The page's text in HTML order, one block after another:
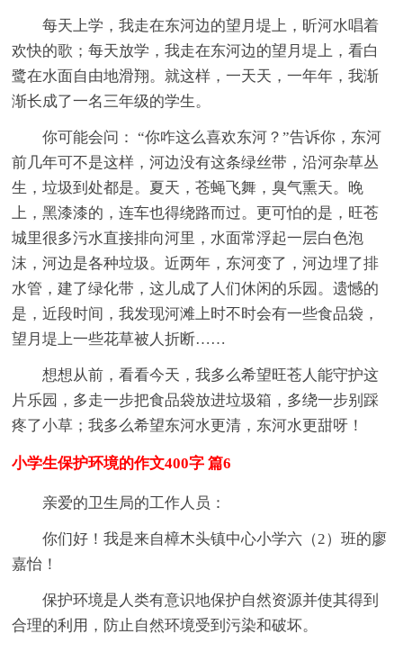
每天上学，我走在东河边的望月堤上，昕河水唱着
欢快的歌；每天放学，我走在东河边的望月堤上，看白
鹭在水面自由地滑翔。就这样，一天天，一年年，我渐
渐长成了一名三年级的学生。
你可能会问： “你咋这么喜欢东河？”告诉你，东河
前几年可不是这样，河边没有这条绿丝带，沿河杂草丛
生，垃圾到处都是。夏天，苍蝇飞舞，臭气熏天。晚
上，黑漆漆的，连车也得绕路而过。更可怕的是，旺苍
城里很多污水直接排向河里，水面常浮起一层白色泡
沫，河边是各种垃圾。近两年，东河变了，河边埋了排
水管，建了绿化带，这儿成了人们休闲的乐园。遗憾的
是，近段时间，我发现河滩上时不时会有一些食品袋，
望月堤上一些花草被人折断……
想想从前，看看今天，我多么希望旺苍人能守护这
片乐园，多走一步把食品袋放进垃圾箱，多绕一步别踩
疼了小草；我多么希望东河水更清，东河水更甜呀！
小学生保护环境的作文400字 篇6
亲爱的卫生局的工作人员：
你们好！我是来自樟木头镇中心小学六（2）班的廖
嘉怡！
保护环境是人类有意识地保护自然资源并使其得到
合理的利用，防止自然环境受到污染和破坏。